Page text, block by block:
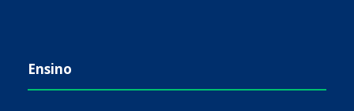
Ensino